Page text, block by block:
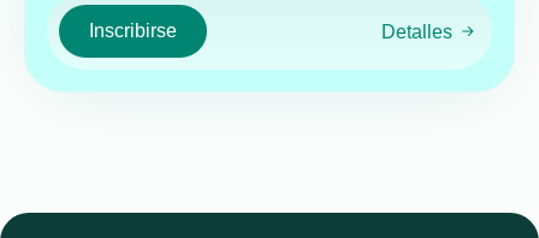
Inscribirse Detalles